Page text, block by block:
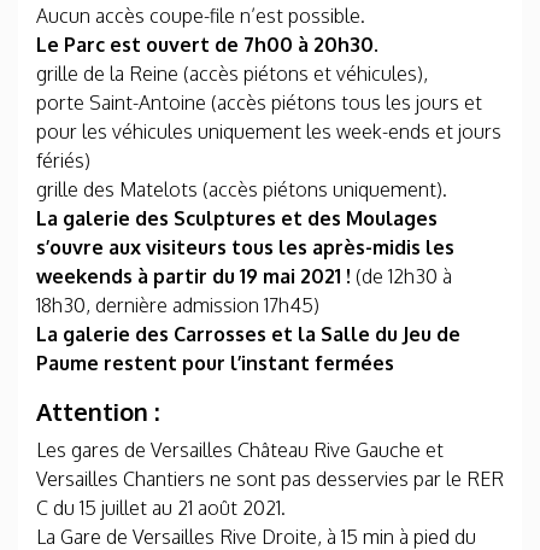
Aucun accès coupe-file n’est possible.
Le Parc est ouvert de 7h00 à 20h30.
grille de la Reine (accès piétons et véhicules),
porte Saint-Antoine (accès piétons tous les jours et
pour les véhicules uniquement les week-ends et jours
fériés)
grille des Matelots (accès piétons uniquement).
La galerie des Sculptures et des Moulages
s’ouvre aux visiteurs tous les après-midis les
weekends à partir du 19 mai 2021 ! (de 12h30 à
18h30, dernière admission 17h45)
La galerie des Carrosses et la Salle du Jeu de
Paume restent pour l’instant fermées
Attention :
Les gares de Versailles Château Rive Gauche et
Versailles Chantiers ne sont pas desservies par le RER
C du 15 juillet au 21 août 2021.
La Gare de Versailles Rive Droite, à 15 min à pied du